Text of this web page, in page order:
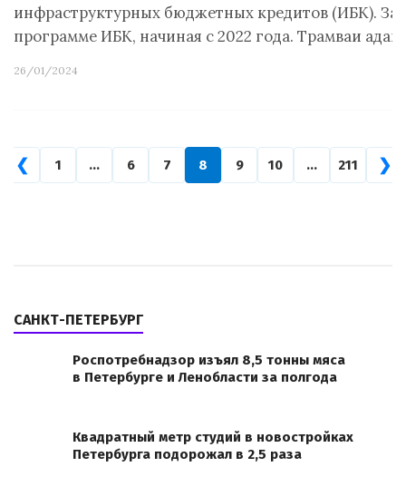
инфраструктурных бюджетных кредитов (ИБК).
программе ИБК, начиная с 2022 года. Трамваи
26/01/2024
❮ 1 … 6 7 8 9 10 … 211 ❯
САНКТ-ПЕТЕРБУРГ
Роспотребнадзор изъял 8,5 тонны мяса
в Петербурге и Ленобласти за полгода
Квадратный метр студий в новостройках
Петербурга подорожал в 2,5 раза